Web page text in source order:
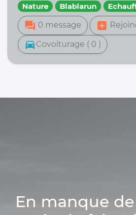
Nature Blablarun
forum 0 message add_box
directions_car Covoiturage ( 0 )
En manque